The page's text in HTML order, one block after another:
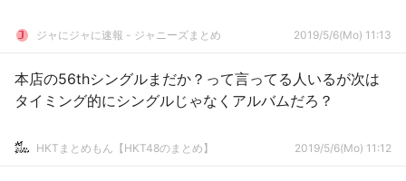
ジャにジャに速報 - ジャニーズまとめ 2019/5/6(Mo) 11:13
本店の56thシングルまだか？って言ってる人いるが次は
タイミング的にシングルじゃなくアルバムだろ？
HKTまとめもん【HKT48のまとめ】 2019/5/6(Mo) 11:12